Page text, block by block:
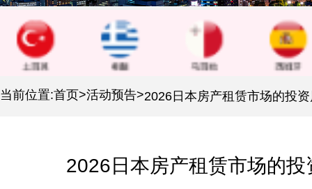
当前位置:首页>活动预告>
2026日本房产租赁市场的